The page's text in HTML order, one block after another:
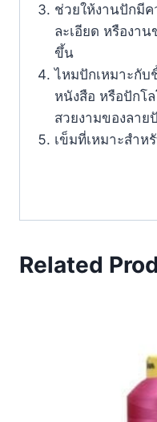
ช่วยให้งานปักมี
ละเอียด หรืองา
ขึ้น
ไหมปักเหมาะกั
หนังสือ หรือปักโ
สวยงามของลาย
เข็มที่เหมาะสำห
Related